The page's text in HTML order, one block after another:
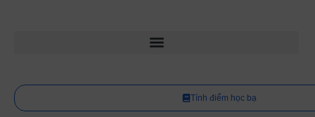
Tính điểm học bạ